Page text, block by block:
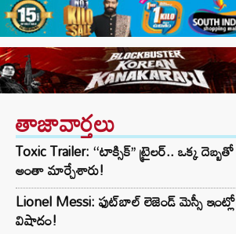
తాజావార్తలు
Toxic Trailer: ‘‘టాక్సిక్’’ ట్రైలర్.. ఒక్క దెబ్బతో
అంతా మార్చేశారు!
Lionel Messi: ఫుట్‌బాల్ లెజెండ్ మెస్సీ ఇంట్లో
విషాదం!